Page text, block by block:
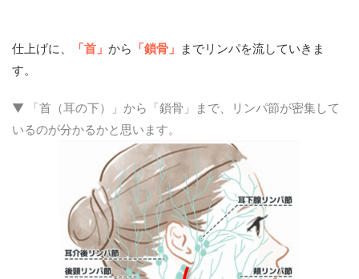
仕上げに、 「首」 から 「鎖骨」 までリンパを流していきま
す。
▼ 「首（耳の下）」から「鎖骨」まで、リンパ節が密集して
いるのが分かるかと思います。